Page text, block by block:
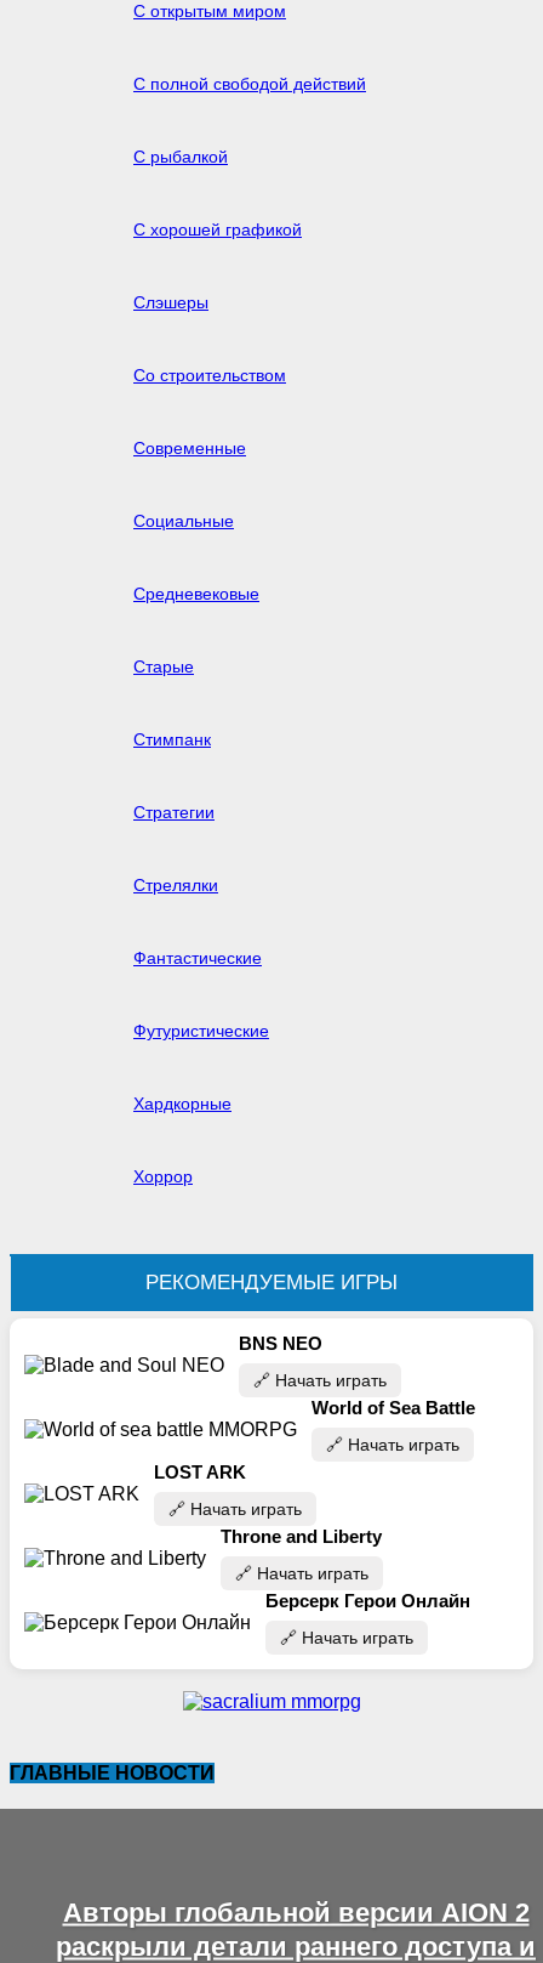
С открытым миром
С полной свободой действий
С рыбалкой
С хорошей графикой
Слэшеры
Со строительством
Современные
Социальные
Средневековые
Старые
Стимпанк
Стратегии
Стрелялки
Фантастические
Футуристические
Хардкорные
Хоррор
РЕКОМЕНДУЕМЫЕ ИГРЫ
BNS NEO
🔗‍️ Начать играть
World of Sea Battle
🔗‍️ Начать играть
LOST ARK
🔗‍️ Начать играть
Throne and Liberty
🔗‍️ Начать играть
Берсерк Герои Онлайн
🔗‍️ Начать играть
ГЛАВНЫЕ НОВОСТИ
Авторы глобальной версии AION 2
раскрыли детали раннего доступа и